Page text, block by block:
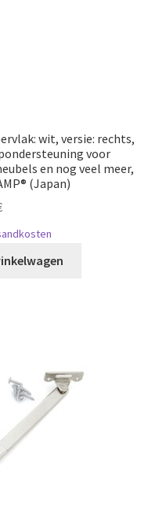
wit, versie: rechts,
voor
en nog veel meer,
(Japan)